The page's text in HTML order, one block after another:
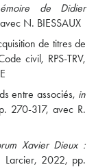
de Didier
avec N. BIESSAUX
de titres de
civil, RPS-TRV,
entre associés, in
270-317, avec R.
Xavier Dieux :
Larcier, 2022, pp.